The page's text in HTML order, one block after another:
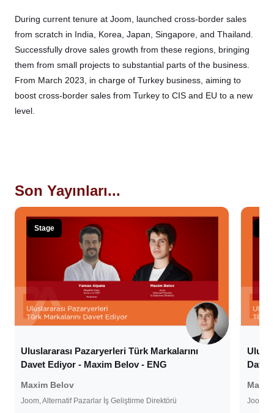
During current tenure at Joom, launched cross-border sales
from scratch in India, Korea, Japan, Singapore, and Thailand.
Successfully drove sales growth from these regions, bringing
them from small projects to substantial parts of the business.
From March 2023, in charge of Turkey business, aiming to
boost cross-border sales from Turkey to CIS and EU to a new
level.
Son Yayınları...
Stage
Uluslararası Pazaryerleri Türk Markalarını
Davet Ediyor - Maxim Belov - ENG
Maxim Belov
Joom, Alternatif Pazarlar İş Geliştirme Direktörü Joom,